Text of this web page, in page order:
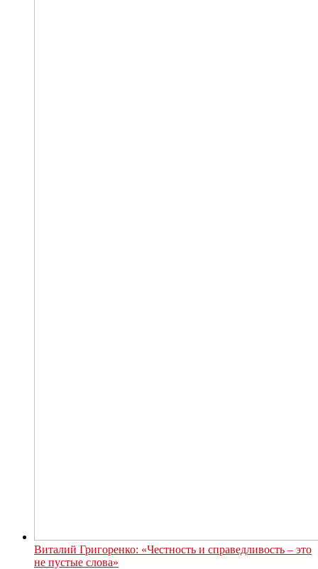
Виталий Григоренко: «Честность и справедливость – это
не пустые слова»